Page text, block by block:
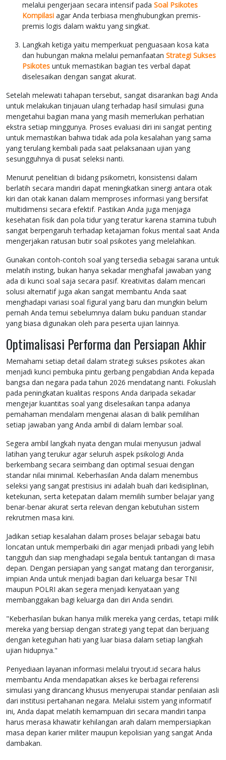
melalui pengerjaan secara intensif pada Soal Psikotes
Kompilasi agar Anda terbiasa menghubungkan premis-
premis logis dalam waktu yang singkat.
Langkah ketiga yaitu memperkuat penguasaan kosa kata
dan hubungan makna melalui pemanfaatan Strategi Sukses
Psikotes untuk memastikan bagian tes verbal dapat
diselesaikan dengan sangat akurat.
Setelah melewati tahapan tersebut, sangat disarankan bagi Anda
untuk melakukan tinjauan ulang terhadap hasil simulasi guna
mengetahui bagian mana yang masih memerlukan perhatian
ekstra setiap minggunya. Proses evaluasi diri ini sangat penting
untuk memastikan bahwa tidak ada pola kesalahan yang sama
yang terulang kembali pada saat pelaksanaan ujian yang
sesungguhnya di pusat seleksi nanti.
Menurut penelitian di bidang psikometri, konsistensi dalam
berlatih secara mandiri dapat meningkatkan sinergi antara otak
kiri dan otak kanan dalam memproses informasi yang bersifat
multidimensi secara efektif. Pastikan Anda juga menjaga
kesehatan fisik dan pola tidur yang teratur karena stamina tubuh
sangat berpengaruh terhadap ketajaman fokus mental saat Anda
mengerjakan ratusan butir soal psikotes yang melelahkan.
Gunakan contoh-contoh soal yang tersedia sebagai sarana untuk
melatih insting, bukan hanya sekadar menghafal jawaban yang
ada di kunci soal saja secara pasif. Kreativitas dalam mencari
solusi alternatif juga akan sangat membantu Anda saat
menghadapi variasi soal figural yang baru dan mungkin belum
pernah Anda temui sebelumnya dalam buku panduan standar
yang biasa digunakan oleh para peserta ujian lainnya.
Optimalisasi Performa dan Persiapan Akhir
Memahami setiap detail dalam strategi sukses psikotes akan
menjadi kunci pembuka pintu gerbang pengabdian Anda kepada
bangsa dan negara pada tahun 2026 mendatang nanti. Fokuslah
pada peningkatan kualitas respons Anda daripada sekadar
mengejar kuantitas soal yang diselesaikan tanpa adanya
pemahaman mendalam mengenai alasan di balik pemilihan
setiap jawaban yang Anda ambil di dalam lembar soal.
Segera ambil langkah nyata dengan mulai menyusun jadwal
latihan yang terukur agar seluruh aspek psikologi Anda
berkembang secara seimbang dan optimal sesuai dengan
standar nilai minimal. Keberhasilan Anda dalam menembus
seleksi yang sangat prestisius ini adalah buah dari kedisiplinan,
ketekunan, serta ketepatan dalam memilih sumber belajar yang
benar-benar akurat serta relevan dengan kebutuhan sistem
rekrutmen masa kini.
Jadikan setiap kesalahan dalam proses belajar sebagai batu
loncatan untuk memperbaiki diri agar menjadi pribadi yang lebih
tangguh dan siap menghadapi segala bentuk tantangan di masa
depan. Dengan persiapan yang sangat matang dan terorganisir,
impian Anda untuk menjadi bagian dari keluarga besar TNI
maupun POLRI akan segera menjadi kenyataan yang
membanggakan bagi keluarga dan diri Anda sendiri.
"Keberhasilan bukan hanya milik mereka yang cerdas, tetapi milik
mereka yang bersiap dengan strategi yang tepat dan berjuang
dengan keteguhan hati yang luar biasa dalam setiap langkah
ujian hidupnya."
Penyediaan layanan informasi melalui tryout.id secara halus
membantu Anda mendapatkan akses ke berbagai referensi
simulasi yang dirancang khusus menyerupai standar penilaian asli
dari institusi pertahanan negara. Melalui sistem yang informatif
ini, Anda dapat melatih kemampuan diri secara mandiri tanpa
harus merasa khawatir kehilangan arah dalam mempersiapkan
masa depan karier militer maupun kepolisian yang sangat Anda
dambakan.